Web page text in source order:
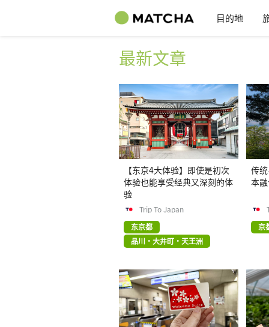
目的地
最新文章
【东京4大体验】即使是初次
体验也能享受经典又深刻的体
验
Trip To Japan
东京都
品川・大井町・天王洲
传
本
京